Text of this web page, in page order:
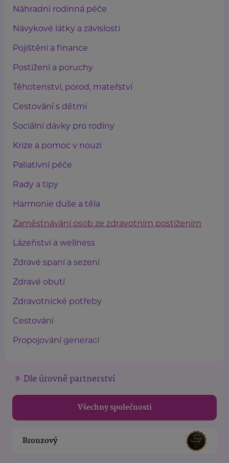
Náhradní rodinná péče
Návykové látky a závislosti
Pojištění a finance
Postižení a poruchy
Těhotenství, porod, mateřství
Cestování s dětmi
Sociální dávky pro rodiny
Krize a pomoc v nouzi
Paliativní péče
Rady a tipy
Harmonie duše a těla
Zaměstnávání osob ze zdravotním postižením
Lázeňství a wellness
Zdravé spaní a sezení
Zdravé obutí
Zdravotnické potřeby
Cestování
Propojování generací
Dle úrovně partnerství
Všechny společnosti
Bronzový